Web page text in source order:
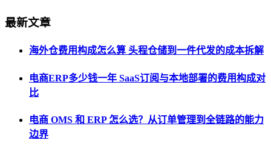
最新文章
海外仓费用构成怎么算 头程仓储到一件代发的成本拆解
电商ERP多少钱一年 SaaS订阅与本地部署的费用构成对
比
电商 OMS 和 ERP 怎么选？从订单管理到全链路的能力
边界